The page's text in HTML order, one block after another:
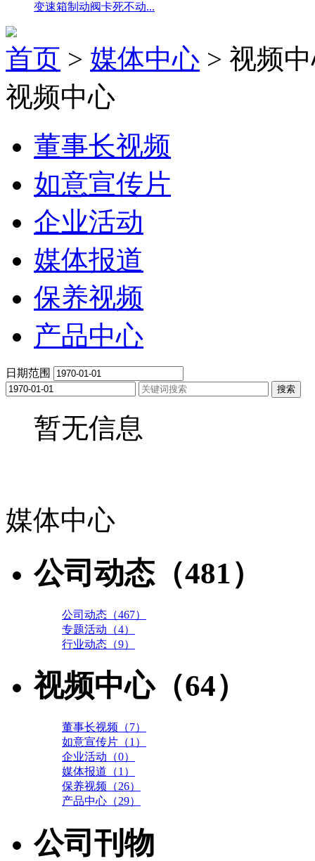
变速箱制动阀卡死不动...
首页 > 媒体中心 > 视频
视频中心
董事长视频
如意宣传片
企业活动
媒体报道
保养视频
产品中心
日期范围
搜索
暂无信息
媒体中心
公司动态（481）
公司动态（467）
专题活动（4）
行业动态（9）
视频中心（64）
董事长视频（7）
如意宣传片（1）
企业活动（0）
媒体报道（1）
保养视频（26）
产品中心（29）
公司刊物